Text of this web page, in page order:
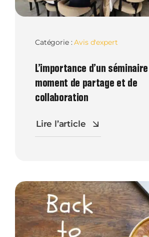
Catégorie :Avis d'expert
L’importance d’un
moment de partage et de
collaboration
Lire l’article